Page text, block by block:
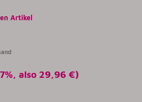
Artikel
, also 29,96 €)